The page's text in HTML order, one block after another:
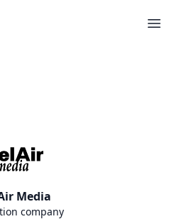
Media
company